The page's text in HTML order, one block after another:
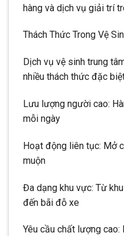
hàng và dịch vụ giải trí
Thách Thức Trong Vệ
Dịch vụ vệ sinh trung
nhiều thách thức đặc
Lưu lượng người cao:
mỗi ngày
Hoạt động liên tục: Mở
muộn
Đa dạng khu vực: Từ
đến bãi đỗ xe
Yêu cầu chất lượng cao: